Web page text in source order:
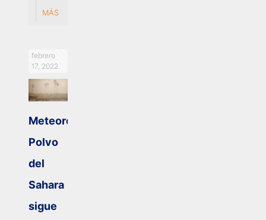
MÁS
febrero
17, 2022
Meteorología:
Polvo
del
Sahara
sigue